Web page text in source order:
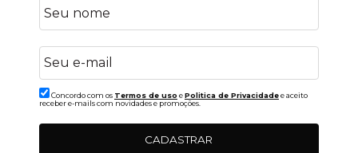
Concordo com os Termos de uso ePolitica de Privacidadee aceito
receber e-mails com novidades e promoções.
CADASTRAR